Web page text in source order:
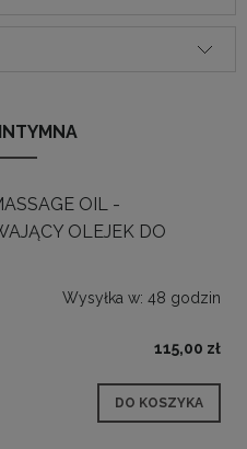
OIL -
OLEJEK DO
Wysyłka w: 48 godzin
115,00 zł
DO KOSZYKA